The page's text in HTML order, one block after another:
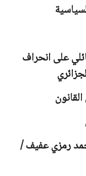
على انحراف
رمزي عفيف /